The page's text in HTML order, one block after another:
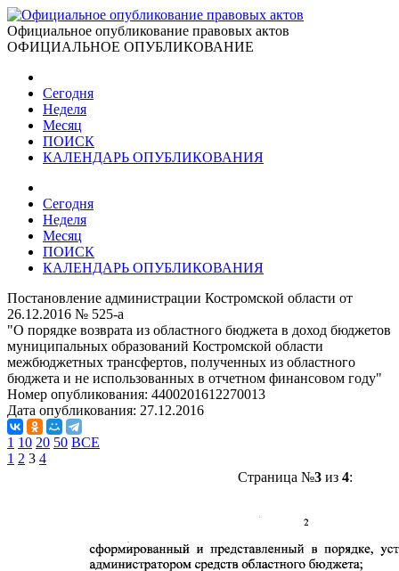
Официальное опубликование правовых актов
ОФИЦИАЛЬНОЕ ОПУБЛИКОВАНИЕ
Сегодня
Неделя
Месяц
ПОИСК
КАЛЕНДАРЬ ОПУБЛИКОВАНИЯ
Сегодня
Неделя
Месяц
ПОИСК
КАЛЕНДАРЬ ОПУБЛИКОВАНИЯ
Постановление администрации Костромской области от
26.12.2016 № 525-а
"О порядке возврата из областного бюджета в доход бюджетов
муниципальных образований Костромской области
межбюджетных трансфертов, полученных из областного
бюджета и не использованных в отчетном финансовом году"
Номер опубликования: 4400201612270013
Дата опубликования: 27.12.2016
1 10 20 50 ВСЕ
1 2 3 4
Страница №3из 4: